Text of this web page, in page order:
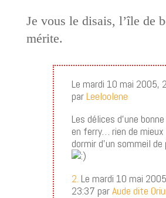
Je vous le disais, l’île de
mérite.
Le mardi 10 mai 2005,
parLeeloolene
Les délices d’une
en ferry… rien de mieux
dormir d’un sommeil de
2. Le mardi 10 mai
23:37 parAude dite